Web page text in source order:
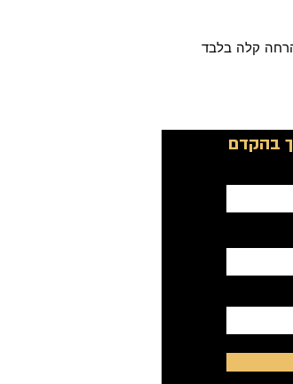
קלה בלבד
בהקדם